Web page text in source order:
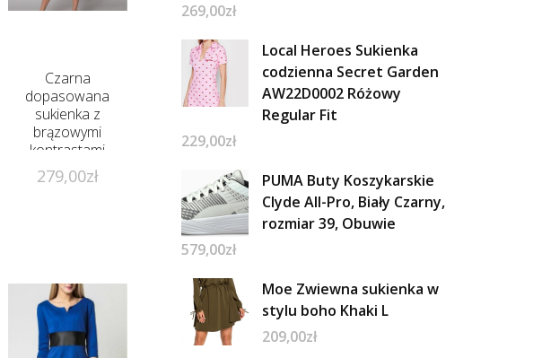
Czarna
dopasowana
sukienka z
brązowymi
kontrastami
279,00zł
269,00zł
Local Heroes Sukienka
codzienna Secret Garden
AW22D0002 Różowy
Regular Fit
229,00zł
PUMA Buty Koszykarskie
Clyde All-Pro, Biały Czarny,
rozmiar 39, Obuwie
579,00zł
Moe Zwiewna sukienka w
stylu boho Khaki L
209,00zł